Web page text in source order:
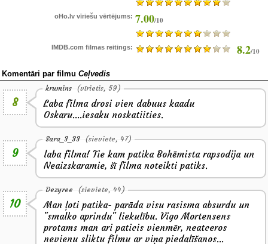
oHo.lv vīriešu vērtējums: 7.00/10
IMDB.com filmas reitings: 8.2/10
Komentāri par filmu Ceļvedis
8
krumins (vīrietis, 59)
Laba filma drosi vien dabuus kaadu
Oskaru....iesaku noskatiities.
9
Sara_3_33 (sieviete, 47)
laba filma! Tie kam patika Bohēmista rapsodija un
Neaizskaramie, šī filma noteikti patiks.
10
Dezyree (sieviete, 44)
Man ļoti patika- parāda visu rasisma absurdu un
"smalko aprindu" liekulību. Vigo Mortensens
protams man ari paticis vienmēr, neatceros
nevienu sliktu filmu ar viņa piedalīšanos...